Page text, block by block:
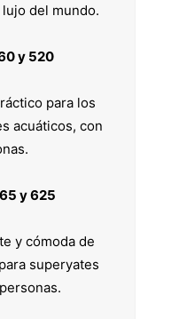
del mundo.
y 520
para los
acuáticos, con
y 625
y cómoda de
superyates